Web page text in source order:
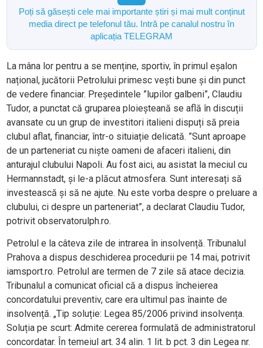
Poți să găsești cele mai importante știri și mai mult conținut
media direct pe telefonul tău. Intră pe canalul nostru în
aplicația TELEGRAM
La mâna lor pentru a se menține, sportiv, în primul eșalon
național, jucătorii Petrolului primesc vești bune și din punct
de vedere financiar. Președintele ”lupilor galbeni”, Claudiu
Tudor, a punctat că gruparea ploieșteană se află în discuții
avansate cu un grup de investitori italieni dispuți să preia
clubul aflat, financiar, într-o situiație delicată. ”Sunt aproape
de un parteneriat cu niște oameni de afaceri italieni, din
anturajul clubului Napoli. Au fost aici, au asistat la meciul cu
Hermannstadt, și le-a plăcut atmosfera. Sunt interesați să
investească și să ne ajute. Nu este vorba despre o preluare a
clubului, ci despre un parteneriat”, a declarat Claudiu Tudor,
potrivit observatorulph.ro.
Petrolul e la câteva zile de intrarea în insolvență. Tribunalul
Prahova a dispus deschiderea procedurii pe 14 mai, potrivit
iamsport.ro. Petrolul are termen de 7 zile să atace decizia.
Tribunalul a comunicat oficial că a dispus încheierea
concordatului preventiv, care era ultimul pas înainte de
insolvență. „Tip soluție: Legea 85/2006 privind insolvența.
Soluția pe scurt: Admite cererea formulată de administratorul
concordatar. În temeiul art. 34 alin. 1 lit. b pct. 3 din Legea nr.